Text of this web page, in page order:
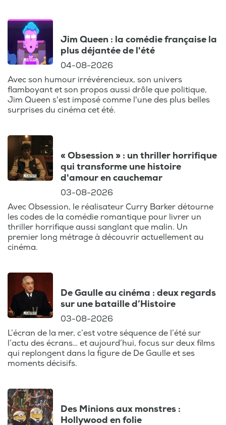
en streaming, comme sur Netflix.
Retrouvez chaque semaine une analyse
approfondie des films en compétition aux
Oscars, aux César ou d'autres grands
festivals. Le podcast s'adresse aussi bien
aux cinéphiles avertis qu'à ceux qui
cherchent à enrichir leur culture cinéma.
Que vous soyez fan d'une actrice belge en
devenir ou curieux des nouvelles
tendances venues d'Hollywood, ce podcast
est fait pour vous !
Anthony vous propose également un
agenda complet des sorties cinéma à ne
pas manquer, en Belgique et ailleurs. De
plus, suivez l'évolution des plateformes de
streaming comme Netflix ou Amazon, et
comment elles transforment notre façon
Un ton décontracté, une analyse experte,
et surtout, une passion partagée pour le
cinéma : voilà ce qui vous attend dans
chaque épisode. Préparez-vous à voir le
cinéma autrement, à travers les yeux d'un
journaliste passionné, toujours à l'affût de
la moindre pépite du 7e art. Ajoutez ce
cinématographiques !
Jim Queen : la comédie française la
plus déjantée de l'été
04-08-2026
Avec son humour irrévérencieux, son univers
flamboyant et son propos aussi drôle que politique,
Jim Queen s'est imposé comme l'une des plus belles
surprises du cinéma cet été.
« Obsession » : un thriller horrifique
qui transforme une histoire
d'amour en cauchemar
03-08-2026
Avec Obsession, le réalisateur Curry Barker détourne
les codes de la comédie romantique pour livrer un
thriller horrifique aussi sanglant que malin. Un
premier long métrage à découvrir actuellement au
cinéma.
De Gaulle au cinéma : deux regards
sur une bataille d’Histoire
03-08-2026
L’écran de la mer, c’est votre séquence de l’été sur
l’actu des écrans… et aujourd’hui, focus sur deux films
qui replongent dans la figure de De Gaulle et ses
moments décisifs.
Des Minions aux monstres :
Hollywood en folie